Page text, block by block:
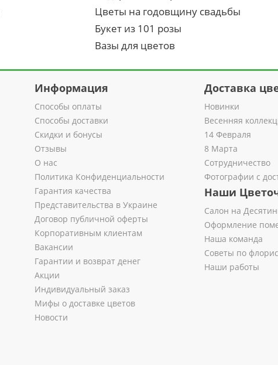
Цветы на годовщину свадьбы
Букет из 101 розы
Вазы для цветов
Информация
Способы оплаты
Способы доставки
Скидки и бонусы
Отзывы
О нас
Политика Конфиденциальности
Гарантия качества
Представительства в Украине
Договор публичной оферты
Корпоративным клиентам
Вакансии
Гарантии и возврат денег
Акции
Индивидуальный заказ
Мифы о доставке цветов
Новости
Доставка
Новинки
Весенняя
14 Февраля
8 Марта
Сотрудничество
Фотографии с
Наши
Салон на
Оформление
Наша команда
Советы по
Наши работы